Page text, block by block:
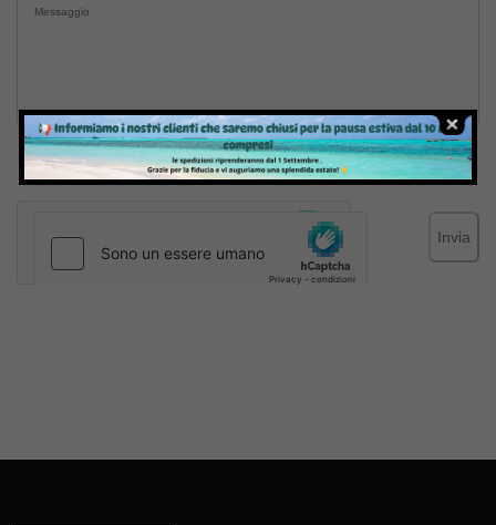
Inviando il messaggio confermo di aver letto e accettato
Termini e condizionidel sito web
Invia